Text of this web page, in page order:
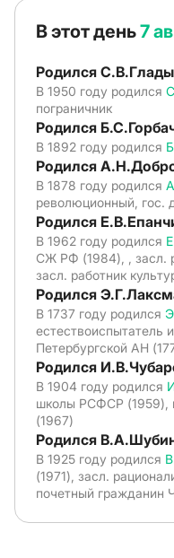
В этот день7
Родился
В 1950 году родился
пограничник
Родился
В 1892 году родился
Родился
В 1878 году родился
революционный, гос.
Родился
В 1962 году родился
СЖ РФ (1984), , засл.
засл. работник
Родился
В 1737 году родился
естествоиспытатель
Петербургской АН
Родился
В 1904 году родился
школы РСФСР (1959),
(1967)
Родился
В 1925 году родился
(1971), засл.
почетный гражданин